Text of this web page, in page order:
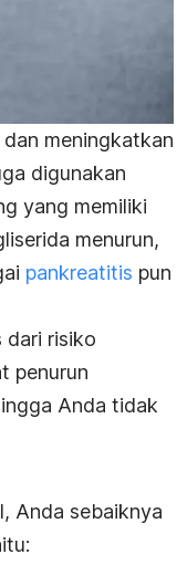
meningkatkan
digunakan
yang memiliki
menurun,
pankreatitis pun
dari risiko
penurun
Anda tidak
Anda sebaiknya